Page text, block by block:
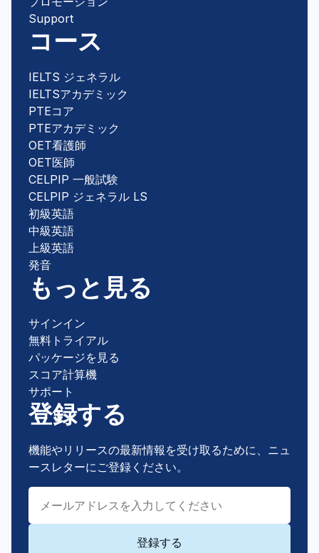
Support
コース
IELTS ジェネラル
IELTSアカデミック
PTEコア
PTEアカデミック
OET看護師
OET医師
CELPIP 一般試験
CELPIP ジェネラル LS
初級英語
中級英語
上級英語
発音
もっと見る
サインイン
無料トライアル
パッケージを見る
スコア計算機
サポート
登録する
機能やリリースの最新情報を受け取るために、ニュ
ースレターにご登録ください。